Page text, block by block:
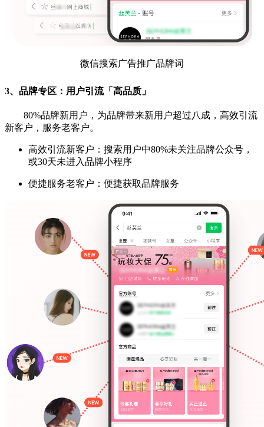
微信搜索广告推广品牌词
3、品牌专区：用户引流「高品质」
80%品牌新用户，为品牌带来新用户超过八成，高效引流
新客户，服务老客户。
高效引流新客户：搜索用户中80%未关注品牌公众号，
或30天未进入品牌小程序
便捷服务老客户：便捷获取品牌服务